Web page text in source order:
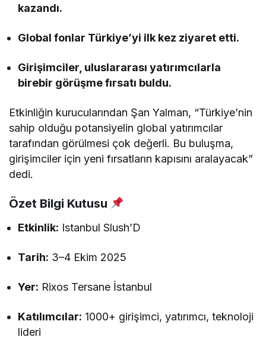
kazandı.
Global fonlar Türkiye’yi ilk kez ziyaret etti.
Girişimciler, uluslararası yatırımcılarla
birebir görüşme fırsatı buldu.
Etkinliğin kurucularından Şan Yalman, “Türkiye’nin
sahip olduğu potansiyelin global yatırımcılar
tarafından görülmesi çok değerli. Bu buluşma,
girişimciler için yeni fırsatların kapısını aralayacak”
dedi.
Özet Bilgi Kutusu
Etkinlik: Istanbul Slush’D
Tarih: 3–4 Ekim 2025
Yer: Rixos Tersane İstanbul
Katılımcılar: 1000+ girişimci, yatırımcı, teknoloji
lideri